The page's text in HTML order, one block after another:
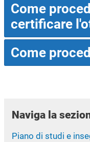
Come
certificare
Come
Naviga la
Piano di studi e